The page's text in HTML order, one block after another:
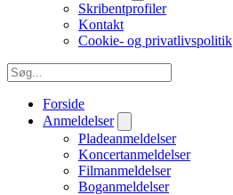
Skribentprofiler
Kontakt
Cookie- og privatlivspolitik
Forside
Anmeldelser
Pladeanmeldelser
Koncertanmeldelser
Filmanmeldelser
Boganmeldelser